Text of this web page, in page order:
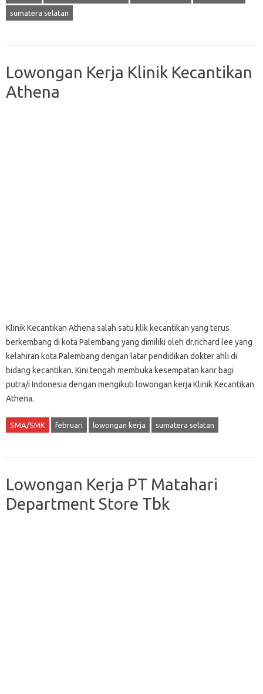
sumatera selatan
Lowongan Kerja Klinik Kecantikan
Athena
Klinik Kecantikan Athena salah satu klik kecantikan yang terus
berkembang di kota Palembang yang dimiliki oleh dr.richard lee yang
kelahiran kota Palembang dengan latar pendidikan dokter ahli di
bidang kecantikan. Kini tengah membuka kesempatan karir bagi
putra/i Indonesia dengan mengikuti lowongan kerja Klinik Kecantikan
Athena.
SMA/SMK februari lowongan kerja sumatera selatan
Lowongan Kerja PT Matahari
Department Store Tbk